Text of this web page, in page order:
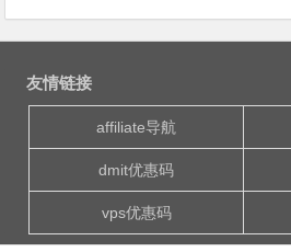
友情链接
affiliate导航
dmit优惠码
vps优惠码